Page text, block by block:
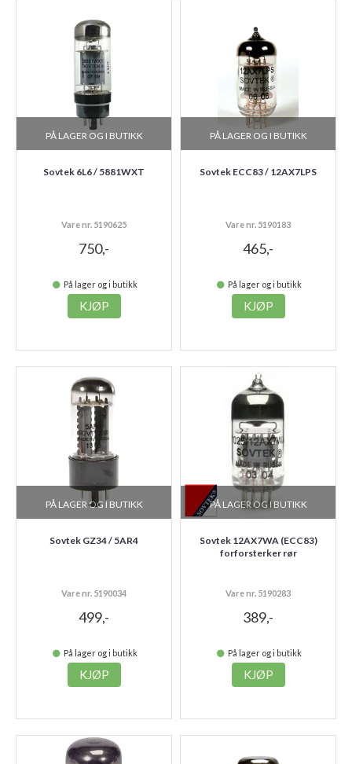
PÅ LAGER OG I BUTIKK
Sovtek 6L6 / 5881WXT
Vare nr. 5190625
750,-
På lager og i butikk
KJØP
PÅ LAGER OG I BUTIKK
Sovtek ECC83 / 12AX7LPS
Vare nr. 5190183
465,-
På lager og i butikk
KJØP
PÅ LAGER OG I BUTIKK
Sovtek GZ34 / 5AR4
Vare nr. 5190034
499,-
På lager og i butikk
KJØP
PÅ LAGER OG I BUTIKK
Sovtek 12AX7WA (ECC83)
forforsterker rør
Vare nr. 5190283
389,-
På lager og i butikk
KJØP